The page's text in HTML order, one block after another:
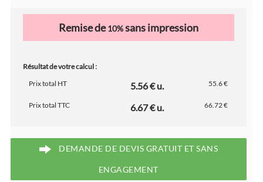
Remise de10%sans impression
Résultat de votre calcul :
Prix total HT
5.56 € u. 55.6 €
Prix total TTC 6.67 € u. 66.72 €
DEMANDE DE DEVIS GRATUIT ET SANS
ENGAGEMENT